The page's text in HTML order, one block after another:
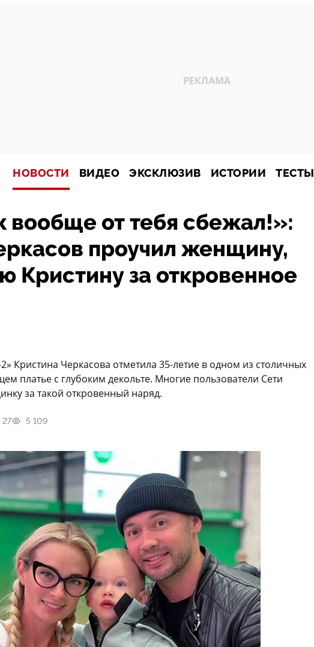
НОВОСТИ ВИДЕО ЭКСКЛЮЗИВ ИСТОРИИ ТЕСТЫ
вообще от тебя сбежал!»:
проучил женщину,
Кристину за откровенное
Кристина Черкасова отметила 35-летие в одном из столичных
платье с глубоким декольте. Многие пользователи Сети
за такой откровенный наряд.
27 5 109